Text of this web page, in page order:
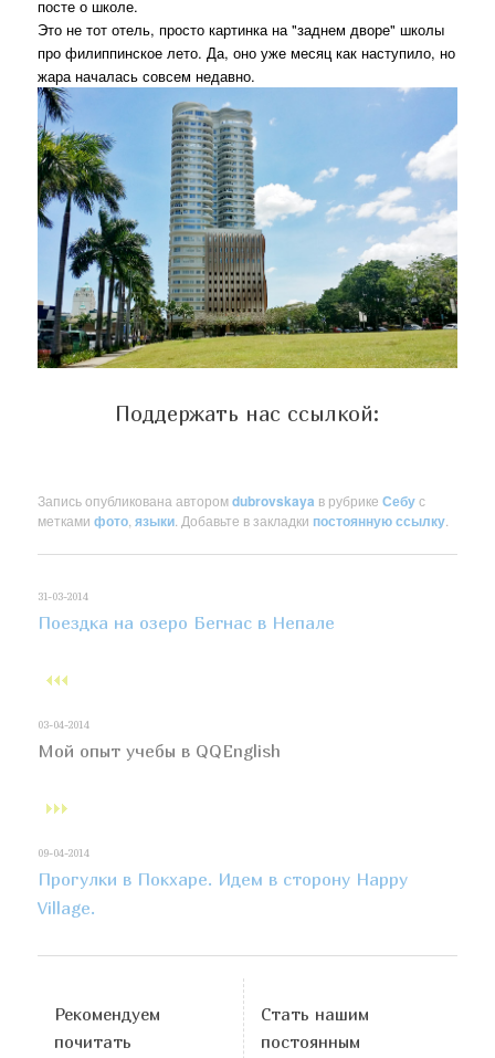
посте о школе.
Это не тот отель, просто картинка на "заднем дворе" школы
про филиппинское лето. Да, оно уже месяц как наступило, но
жара началась совсем недавно.
Поддержать нас ссылкой:
Запись опубликована авторомdubrovskaya в рубрикеСебус
меткамифото ,языки . Добавьте в закладки постоянную ссылку
31-03-2014
Поездка на озеро Бегнас в Непале
03-04-2014
Мой опыт учебы в QQEnglish
09-04-2014
Прогулки в Покхаре. Идем в сторону Happy
Village.
Рекомендуем
почитать
Стать нашим
постоянным